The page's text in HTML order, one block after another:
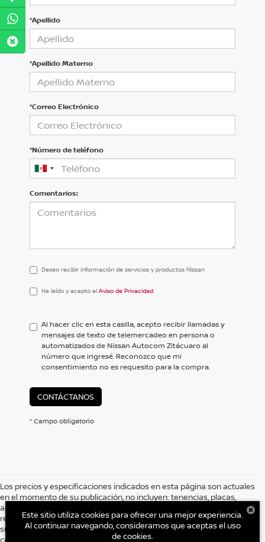
*Apellido
*Apellido Materno
*Correo Electrónico
*Número de teléfono
Comentarios:
Deseo recibir información de servicios y productos Nissan
He
acepto
href='/privacy.aspx'
target='_blank'>Aviso
He leído y acepto el Aviso de Privacidad
Al hacer clic en esta casilla, acepto recibir llamadas y
mensajes de texto de telemercadeo en persona o
automatizados de Nissan Autocom Zitácuaro al
número que ingresé. Reconozco que mi
consentimiento no es requesito para la compra.
CONTÁCTANOS
* Campo obligatorio
Los precios y especificaciones indicados en esta página son actuales
en el momento de su publicación, no incluyen: tenencias, placas,
accesorios, seguro y gastos administrativos. Grupo AUTOCOM, se
reserva el derecho de modificar las especificaciones y los precios de
sus productos comunicándolo al cliente previo a la celebración del
contrato. Es posible que no represente el vehículo actual. (Opciones,
Este sitio utiliza cookies para ofrecer una mejor experiencia.
Al continuar navegando, consideramos que aceptas el uso
de cookies.